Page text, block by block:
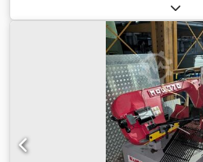
mm, FCT SC-250, USADA, CON
para su uso en el almacén.